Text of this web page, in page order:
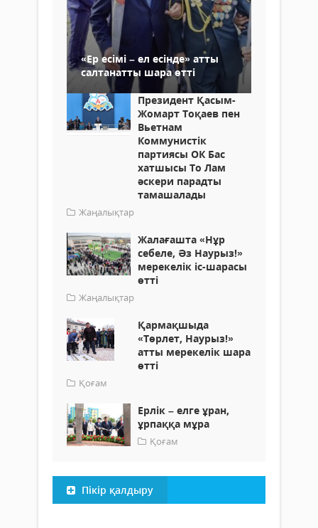
«Ер есімі – ел есінде» атты
салтанатты шара өтті
Президент Қасым-
Жомарт Тоқаев пен
Вьетнам
Коммунистік
партиясы ОК Бас
хатшысы То Лам
әскери парадты
тамашалады
Жаңалықтар
Жалағашта «Нұр
себеле, Әз Наурыз!»
мерекелік іс-шарасы
өтті
Жаңалықтар
Қармақшыда
«Төрлет, Наурыз!»
атты мерекелік шара
өтті
Қоғам
Ерлік – елге ұран,
ұрпаққа мұра
Қоғам
Пікір қалдыру